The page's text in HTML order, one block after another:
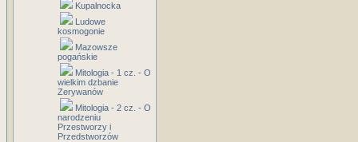
Kupalnocka
Ludowe
kosmogonie
Mazowsze
pogańskie
Mitologia - 1 cz. - O
wielkim dzbanie
Zerywanów
Mitologia - 2 cz. - O
narodzeniu
Przestworzy i
Przedstworzów